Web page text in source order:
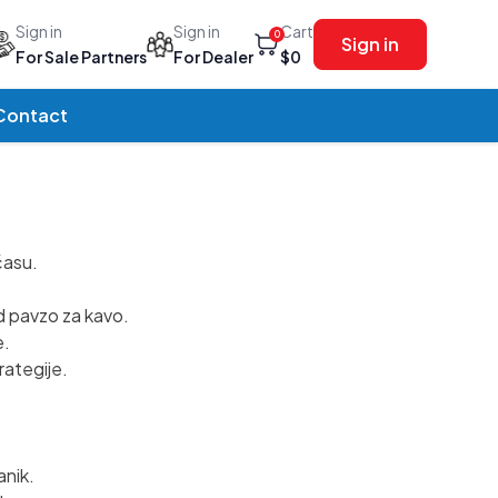
Sign in
For Sale Partners
Sign in
For Dealer
0Cart
$0
Sign in
pavzo za kavo.